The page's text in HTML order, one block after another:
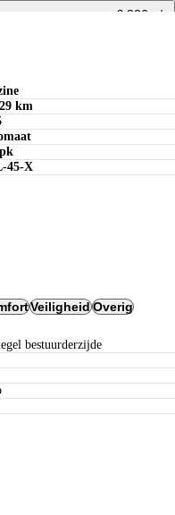
€ 386 p/m
km
45-X
VeiligheidOverig
bestuurderzijde